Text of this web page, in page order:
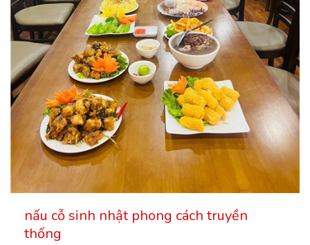
nấu cỗ sinh nhật phong cách truyền
thống